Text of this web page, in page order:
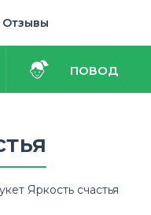
Отзывы
ПОВОД
Яркость счастья